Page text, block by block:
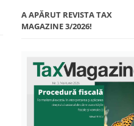
A APĂRUT REVISTA TAX
MAGAZINE 3/2026!